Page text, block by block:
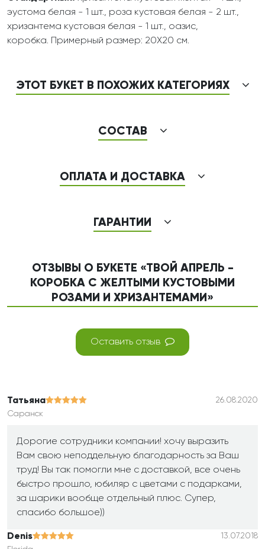
эустома белая - 1 шт., роза кустовая белая - 2 шт.,
хризантема кустовая белая - 1 шт., оазис,
коробка. Примерный размер: 20Х20 см.
ЭТОТ БУКЕТ В ПОХОЖИХ КАТЕГОРИЯХ
СОСТАВ
ОПЛАТА И ДОСТАВКА
ГАРАНТИИ
ОТЗЫВЫ О БУКЕТЕ «ТВОЙ АПРЕЛЬ -
КОРОБКА С ЖЕЛТЫМИ КУСТОВЫМИ
РОЗАМИ И ХРИЗАНТЕМАМИ»
Оставить отзыв
Татьяна
26.08.2020
Саранск
Дорогие сотрудники компании! хочу выразить
Вам свою неподдельную благодарность за Ваш
труд! Вы так помогли мне с доставкой, все очень
быстро прошло, юбиляр с цветами с подарками,
за шарики вообще отдельный плюс. Супер,
спасибо большое))
Denis
13.07.2018